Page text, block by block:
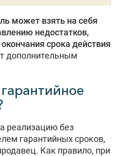
может взять на себя
недостатков,
срока действия
дополнительным
реализацию без
гарантийных сроков,
Как правило, при